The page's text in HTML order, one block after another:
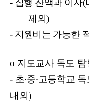
- 집행 잔액과 이자(
제외)
- 지원비는 가능한
o 지도교사 독도 탐
- 초‧중‧고등학교
내외)